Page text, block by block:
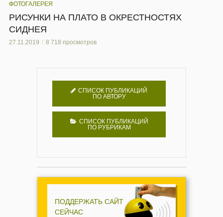
ФОТОГАЛЕРЕЯ
РИСУНКИ НА ПЛАТО В ОКРЕСТНОСТЯХ
СИДНЕЯ
27.11.2019 8 718 просмотров
СПИСОК ПУБЛИКАЦИЙ
ПО АВТОРУ
СПИСОК ПУБЛИКАЦИЙ
ПО РУБРИКАМ
ПОДДЕРЖАТЬ САЙТ
СЕЙЧАС